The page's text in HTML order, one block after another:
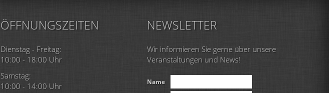
ÖFFNUNGSZEITEN
Dienstag - Freitag:
10:00 - 18:00 Uhr
Samstag:
10:00 - 14:00 Uhr
NEWSLETTER
Wir informieren Sie gerne über unsere
Veranstaltungen und News!
Name